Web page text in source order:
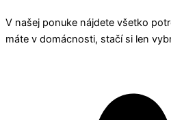
V našej ponuke nájdete všetko
máte v domácnosti, stačí si len